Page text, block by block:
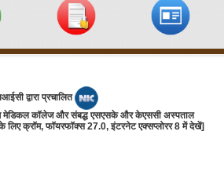
लिंक किए गए ऐसे पृष्‍ठों के उपलब्‍ध होने की कोई
लिंक की गई वेबसाइटों में निहित कॉपीराइट
को लिंक की गई वेबसाइट के मालिक से ऐसे प्राधिकार के
यह गारंटी नहीं देता कि लिंक की गई वेबसाइटें
हार्डिंग मेडिकल कॉलेज व संबद्ध एसएसके और केएससी
करने का न तो समर्थन करता है और न ही कोई निर्णय
द्वारा प्रचालित
मेडिकल कॉलेज और संबद्ध एसएसके और केएससी अस्पताल
क्रॉम, फॉयरफॉक्‍स 27.0, इंटरनेट एक्‍सप्‍लोरर 8 में देखें]